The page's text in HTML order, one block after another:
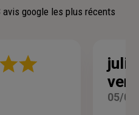
google les plus récents
05/